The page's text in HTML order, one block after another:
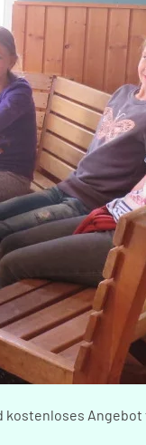
kostenloses